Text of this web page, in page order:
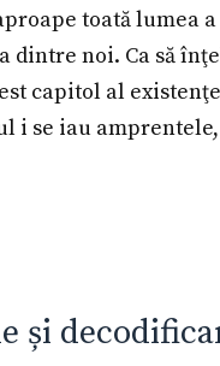
toată lumea
dintre noi. Ca să
capitol al
i se iau
și